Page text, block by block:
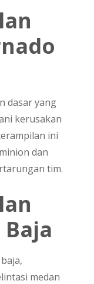
dasar yang
kerusakan
ini
dan
tim.
medan